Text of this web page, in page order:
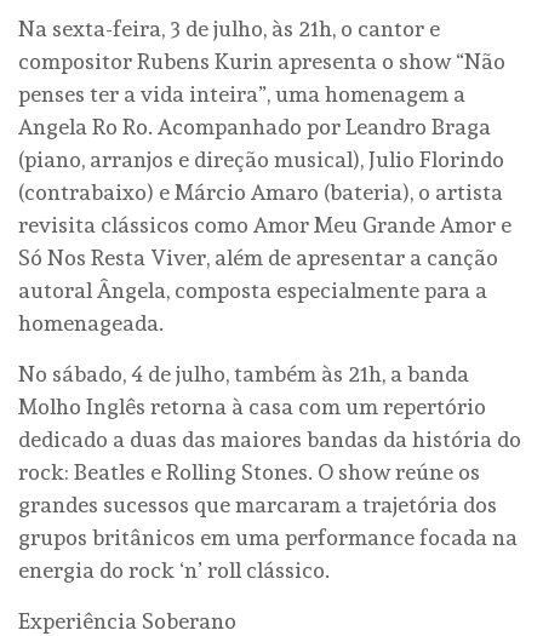
Na sexta-feira, 3 de julho, às 21h, o cantor e
compositor Rubens Kurin apresenta o show “Não
penses ter a vida inteira”, uma homenagem a
Angela Ro Ro. Acompanhado por Leandro Braga
(piano, arranjos e direção musical), Julio Florindo
(contrabaixo) e Márcio Amaro (bateria), o artista
revisita clássicos como Amor Meu Grande Amor e
Só Nos Resta Viver, além de apresentar a canção
autoral Ângela, composta especialmente para a
homenageada.
No sábado, 4 de julho, também às 21h, a banda
Molho Inglês retorna à casa com um repertório
dedicado a duas das maiores bandas da história do
rock: Beatles e Rolling Stones. O show reúne os
grandes sucessos que marcaram a trajetória dos
grupos britânicos em uma performance focada na
energia do rock ‘n’ roll clássico.
Experiência Soberano